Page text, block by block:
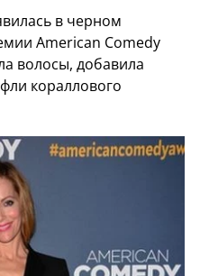
в черном
American Comedy
волосы, добавила
кораллового